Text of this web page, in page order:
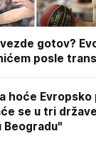
gotov?
posle
hoće
se u tri
Beogradu"